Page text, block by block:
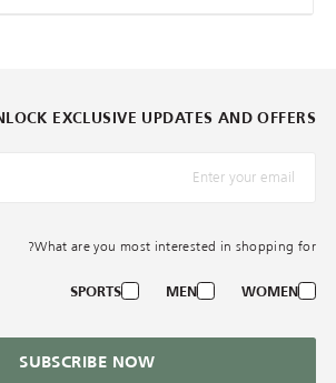
EXCLUSIVE UPDATES AND OFFERS!
What are you most interested in shopping for?
WOMEN
MEN
SPORTS
SUBSCRIBE NOW